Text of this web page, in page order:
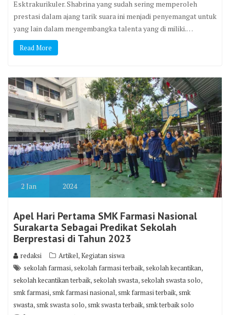
Esktrakurikuler. Shabrina yang sudah sering memperoleh
prestasi dalam ajang tarik suara ini menjadi penyemangat untuk
yang lain dalam mengembangka talenta yang di miliki.…
Read More
2 Jan 2024
Apel Hari Pertama SMK Farmasi Nasional
Surakarta Sebagai Predikat Sekolah
Berprestasi di Tahun 2023
redaksi Artikel,Kegiatan siswa
sekolah farmasi,sekolah farmasi terbaik,sekolah kecantikan,
sekolah kecantikan terbaik,sekolah swasta,sekolah swasta solo,
smk farmasi,smk farmasi nasional,smk farmasi terbaik,smk
swasta,smk swasta solo,smk swasta terbaik,smk terbaik solo